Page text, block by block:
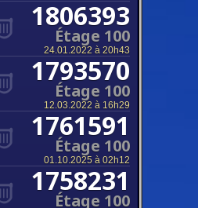
1806393
Étage 100
24.01.2022 à 20h43
1793570
Étage 100
12.03.2022 à 16h29
1761591
Étage 100
01.10.2025 à 02h12
1758231
Étage 100